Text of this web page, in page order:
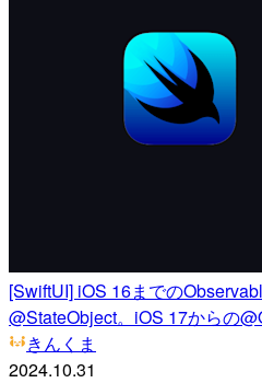
[SwiftUI] iOS 16までの
@StateObject。iOS 17からの
きんくま
2024.10.31